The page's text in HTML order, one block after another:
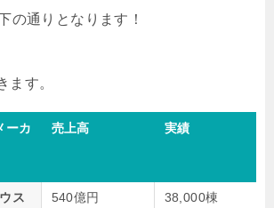
の通りとなります！
ーカ
売上高 実績
ス
540億円
38,000棟